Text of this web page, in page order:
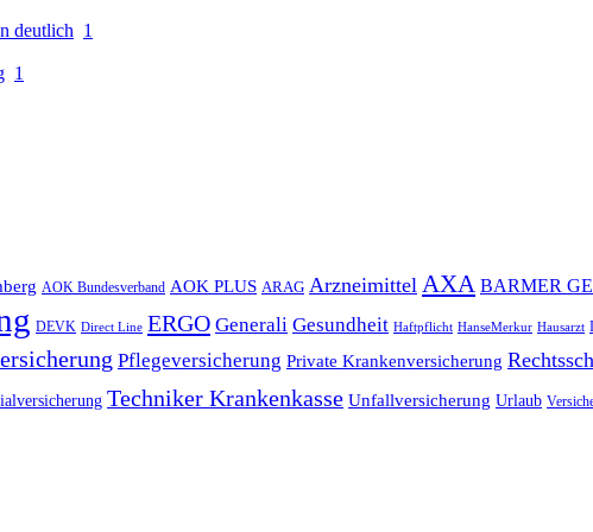
deutlich 1
1
AOK Bundesverband AOK PLUS ARAG Arzneimittel AXA BARMER
DEVK Direct Line ERGO Generali Gesundheit Haftpflicht HanseMerkur Hausarzt
Pflegeversicherung Private Krankenversicherung
Techniker Krankenkasse Unfallversicherung Urlaub